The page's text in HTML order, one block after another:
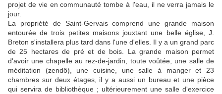
projet de vie en communauté tombe à l'eau, il ne verra jamais le
jour.
La propriété de Saint-Gervais comprend une grande maison
entourée de trois petites maisons jouxtant une belle église, J.
Breton s'installera plus tard dans l'une d'elles. Il y a un grand parc
de 25 hectares de pré et de bois. La grande maison permet
d'avoir une chapelle au rez-de-jardin, toute voûtée, une salle de
méditation (zendô), une cuisine, une salle à manger et 23
chambres sur deux étages, il y a aussi un bureau et une pièce
qui servira de bibliothèque ; ultérieurement une salle d'exercice